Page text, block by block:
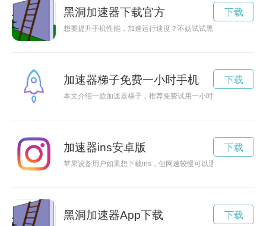
黑洞加速器下载官方
想要提升手机性能，加速运行速度？不妨试试黑洞加速器app
下载
加速器梯子免费一小时手机
本文介绍一款加速器梯子，推荐免费试用一小时，帮助用户解决
下载
加速器ins安卓版
苹果设备用户如果想下载ins，但网速较慢可以通过加速器加快
下载
黑洞加速器App下载 下载